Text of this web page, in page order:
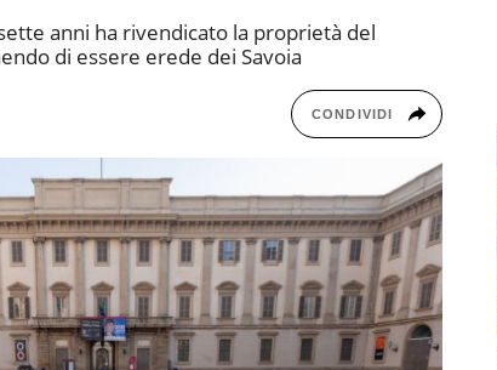
anni ha rivendicato la proprietà del
di essere erede dei Savoia
CONDIVIDI